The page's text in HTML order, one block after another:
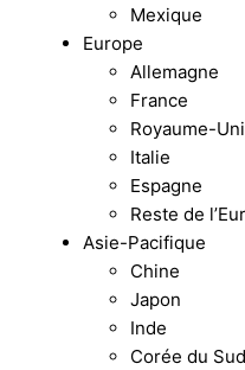
Mexique
Europe
Allemagne
France
Royaume-Uni
Italie
Espagne
Reste de
Asie-Pacifique
Chine
Japon
Inde
Corée du Sud